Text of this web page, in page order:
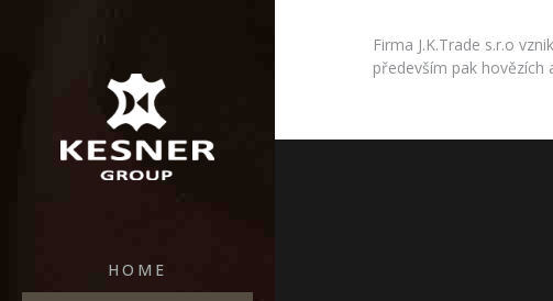
HOME
Firma J.K.Trade s.r.o
především pak hovězích